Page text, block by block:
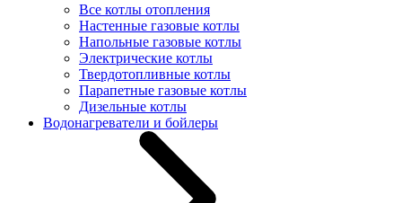
Все котлы отопления
Настенные газовые котлы
Напольные газовые котлы
Электрические котлы
Твердотопливные котлы
Парапетные газовые котлы
Дизельные котлы
Водонагреватели и бойлеры